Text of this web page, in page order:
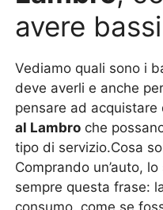
avere
Vediamo quali sono i
deve averli e anche
pensare ad acquistare
al Lambro che
tipo di servizio.Cosa
Comprando un’auto,
sempre questa frase:
consumo, come se